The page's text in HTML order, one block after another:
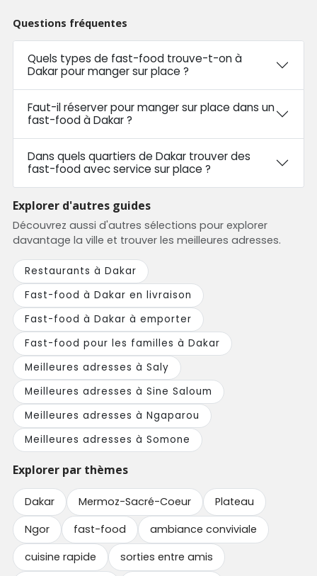
Questions fréquentes
Quels types de fast-food trouve-t-on à
Dakar pour manger sur place ?
Faut-il réserver pour manger sur place dans un
fast-food à Dakar ?
Dans quels quartiers de Dakar trouver des
fast-food avec service sur place ?
Explorer d'autres guides
Découvrez aussi d'autres sélections pour explorer
davantage la ville et trouver les meilleures adresses.
Restaurants à Dakar
Fast-food à Dakar en livraison
Fast-food à Dakar à emporter
Fast-food pour les familles à Dakar
Meilleures adresses à Saly
Meilleures adresses à Sine Saloum
Meilleures adresses à Ngaparou
Meilleures adresses à Somone
Explorer par thèmes
Dakar Mermoz-Sacré-Coeur
Plateau
Ngor
fast-food
ambiance conviviale
cuisine rapide
sorties entre amis